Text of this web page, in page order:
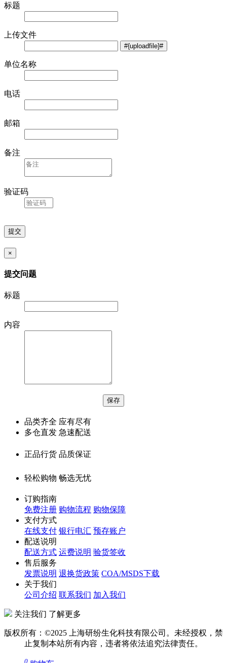
标题
上传文件
单位名称
电话
邮箱
备注
验证码
×
提交问题
标题
内容
品类齐全 应有尽有
多仓直发 急速配送
正品行货 品质保证
轻松购物 畅选无忧
订购指南
免费注册 购物流程 购物保障
支付方式
在线支付 银行电汇 预存账户
配送说明
配送方式 运费说明 验货签收
售后服务
发票说明 退换货政策 COA/MSDS下载
关于我们
公司介绍 联系我们 加入我们
关注我们 了解更多
版权所有：©2025 上海研纷生化科技有限公司。未经授权，禁
止复制本站所有内容，违者将依法追究法律责任。
0